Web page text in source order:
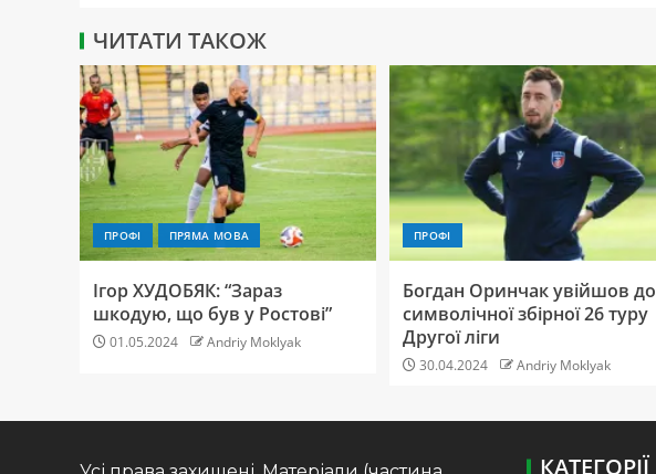
ЧИТАТИ ТАКОЖ
ПРОФІ ПРЯМА МОВА
Ігор ХУДОБЯК: “Зараз
шкодую, що був у Ростові”
01.05.2024 Andriy Moklyak
ПРОФІ
Богдан Оринчак увійшов до
символічної збірної 26 туру
Другої ліги
30.04.2024 Andriy Moklyak
КАТЕГОРІЇ